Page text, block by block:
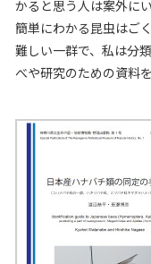
かると思う人は案外に
簡単にわかる昆虫はご
難しい一群で、私は分
べや研究のための資料